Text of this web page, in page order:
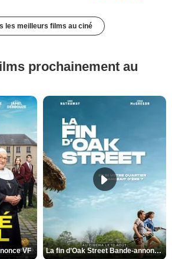
les meilleurs films au ciné
prochainement au
VF La fin d’Oak Street Bande-annonce VO STFR